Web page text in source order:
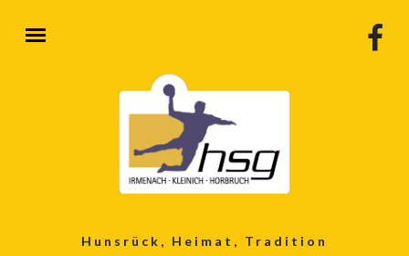
Hunsrück, Heimat, Tradition